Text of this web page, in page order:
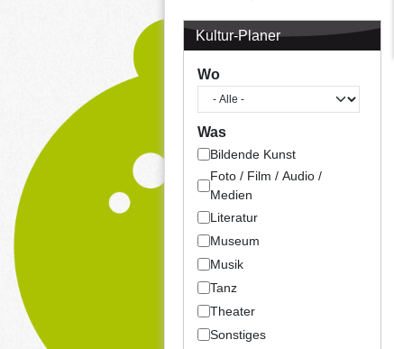
Kultur-Planer
Wo
Was
Bildende Kunst
Foto / Film / Audio /
Medien
Literatur
Museum
Musik
Tanz
Theater
Sonstiges